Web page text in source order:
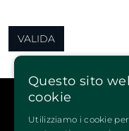
Questo sito
cookie
Utilizziamo i cookie